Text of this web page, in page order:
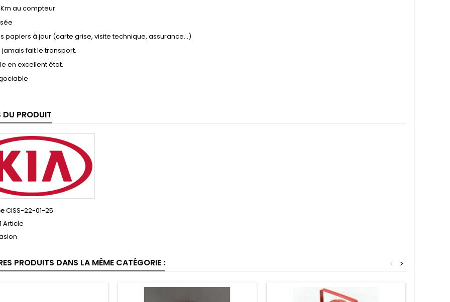
au compteur
papiers à jour (carte grise, visite technique, assurance…)
jamais fait le transport.
en excellent état.
DU PRODUIT
CISS-22-01-25
1 Article
PRODUITS DANS LA MÊME CATÉGORIE : >
<